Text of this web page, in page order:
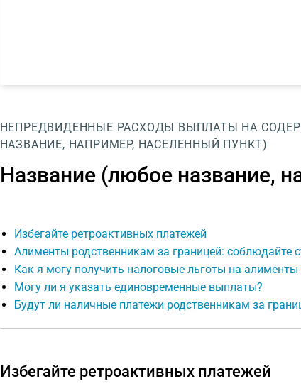
НЕПРЕДВИДЕННЫЕ РАСХОДЫ ВЫПЛАТЫ НА
НАЗВАНИЕ, НАПРИМЕР, НАСЕЛЕННЫЙ ПУНКТ)
Название (любое название,
Избегайте ретроактивных платежей
Алименты родственникам за границей: соблюдайте
Как я могу получить налоговые льготы на
Могу ли я указать единовременные выплаты?
Будут ли наличные платежи родственникам за
Избегайте ретроактивных платежей